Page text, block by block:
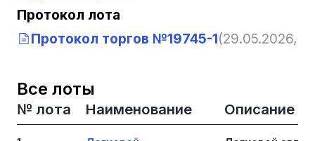
Протокол лота
Протокол торгов №19745-1(29.05.2026,
Все лоты
№ лота Наименование Описание